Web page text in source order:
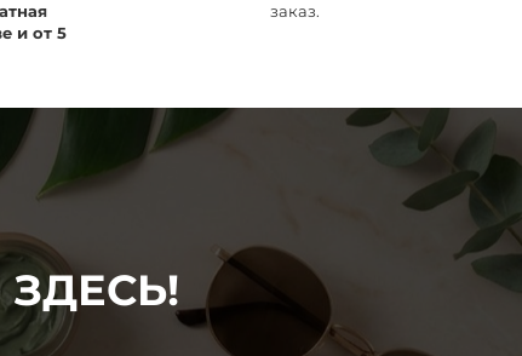
и от 5
заказ.